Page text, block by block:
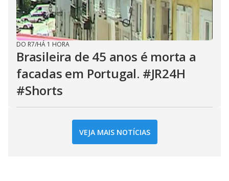
DO R7/HÁ 1 HORA
Brasileira de 45 anos é morta a
facadas em Portugal. #JR24H
#Shorts
VEJA MAIS NOTÍCIAS